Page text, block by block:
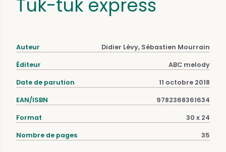
Tuk-tuk express
Auteur Didier Lévy, Sébastien Mourrain
Éditeur ABC melody
Date de parution 11 octobre 2018
EAN/ISBN 9782368361634
Format 30 x 24
Nombre de pages 35